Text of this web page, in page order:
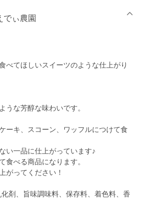
でぃ農園
べてほしいスイーツのような仕上がり
うな芳醇な味わいです。
ーキ、スコーン、ワッフルにつけて食
い一品に仕上がっています♪
食べる商品になります。
がってください！
剤、旨味調味料、保存料、着色料、香